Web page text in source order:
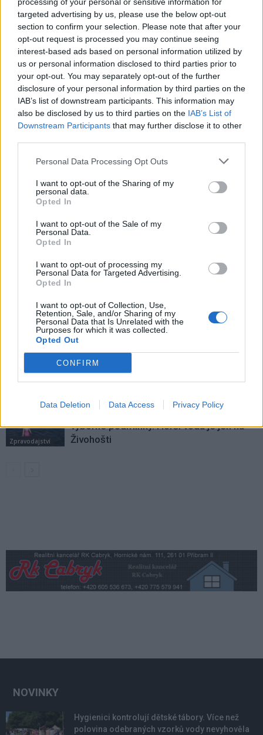
targeted advertising by us, please use the below opt-out
section to confirm your selection. Please note that after your
opt-out request is processed you may continue seeing
interest-based ads based on personal information utilized by
us or personal information disclosed to third parties prior to
your opt-out. You may separately opt-out of the further
disclosure of your personal information by third parties on the
IAB’s list of downstream participants. This information may
also be disclosed by us to third parties on the IAB’s List of
Downstream Participants that may further disclose it to other
Personal Data Processing Opt Outs
I want to opt-out of the Sharing of my
personal data.
Opted In
I want to opt-out of the Sale of my
Personal Data.
Opted In
I want to opt-out of processing my
Personal Data for Targeted Advertising.
Opted In
I want to opt-out of Collection, Use,
Retention, Sale, and/or Sharing of my
Personal Data that Is Unrelated with the
Purposes for which it was collected.
Opted Out
CONFIRM
Data Deletion Data Access Privacy Policy
TAGY Milan Vácha přihláška střední škola
Středočeský kraj
volná místa
Letní kino v Příbrami startuje už
příští sobotu. Přinese filmové
Dan Rosenbaum bilancuje
VÍCE OD AUTORA
Zpravodajství
Hygienici kontrolují dětské tábory. Více
než polovina odebraných vzorků vody
nevyhověla
Zpravodajství
Svatá Hora rozšířila počet bohoslužeb.
Připomíná také ničivý požár z roku 1978
Zpravodajství
Většina koupališť na Příbramsku nabízí
výborné podmínky. Horší voda je jen na
Živohošti
NOVINKY
Hygienici kontrolují dětské tábory. Více než
polovina odebraných vzorků vody nevyhověla